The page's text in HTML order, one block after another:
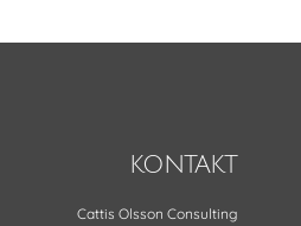
KONTAKT
Cattis Olsson Consulting